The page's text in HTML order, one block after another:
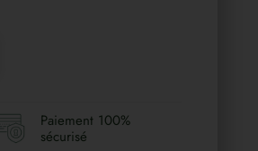
Paiement 100%
sécurisé